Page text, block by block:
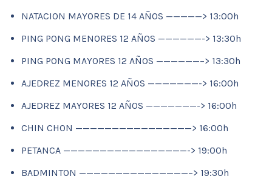
NATACION MAYORES DE 14 AÑOS —————> 13:00h
PING PONG MENORES 12 AÑOS ——————-> 13:30h
PING PONG MAYORES 12 AÑOS ——————–> 13:30h
AJEDREZ MENORES 12 AÑOS ———————-> 16:00h
AJEDREZ MAYORES 12 AÑOS ———————-> 16:00h
CHIN CHON ————————————————> 16:00h
PETANCA —————————————————-> 19:00h
BADMINTON ———————————————–> 19:30h